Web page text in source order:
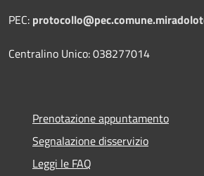
PEC:
Centralino Unico: 038277014
Prenotazione appuntamento
Segnalazione disservizio
Leggi le FAQ